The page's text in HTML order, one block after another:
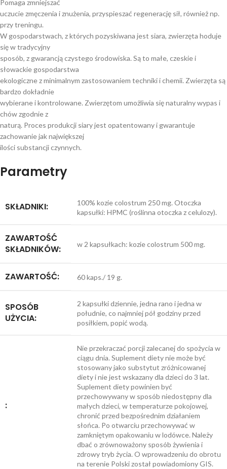
Pomaga zmniejszać
uczucie zmęczenia i znużenia, przyspieszać regenerację sił, również np.
przy treningu.
W gospodarstwach, z których pozyskiwana jest siara, zwierzęta hoduje
się w tradycyjny
sposób, z gwarancją czystego środowiska. Są to małe, czeskie i
słowackie gospodarstwa
ekologiczne z minimalnym zastosowaniem techniki i chemii. Zwierzęta są
bardzo dokładnie
wybierane i kontrolowane. Zwierzętom umożliwia się naturalny wypas i
chów zgodnie z
naturą. Proces produkcji siary jest opatentowany i gwarantuje
zachowanie jak największej
ilości substancji czynnych.
Parametry
SKŁADNIKI:
100% kozie colostrum 250 mg. Otoczka
kapsułki: HPMC (roślinna otoczka z celulozy).
ZAWARTOŚĆ
SKŁADNIKÓW:
w 2 kapsułkach: kozie colostrum 500 mg.
ZAWARTOŚĆ: 60 kaps./ 19 g.
SPOSÓB
UŻYCIA:
2 kapsułki dziennie, jedna rano i jedna w
południe, co najmniej pół godziny przed
posiłkiem, popić wodą.
:
Nie przekraczać porcji zalecanej do spożycia w
ciągu dnia. Suplement diety nie może być
stosowany jako substytut zróżnicowanej
diety i nie jest wskazany dla dzieci do 3 lat.
Suplement diety powinien być
przechowywany w sposób niedostępny dla
małych dzieci, w temperaturze pokojowej,
chronić przed bezpośrednim działaniem
słońca. Po otwarciu przechowywać w
zamkniętym opakowaniu w lodówce. Należy
dbać o zrównoważony sposób żywienia i
zdrowy tryb życia. O wprowadzeniu do obrotu
na terenie Polski został powiadomiony GIS.